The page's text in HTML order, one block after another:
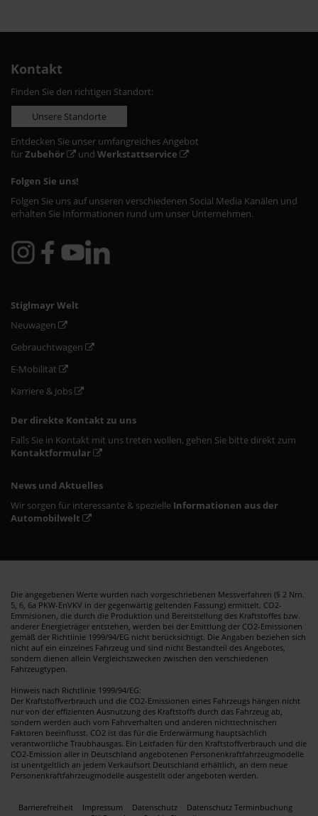
Kontakt
Finden Sie den richtigen Standort:
Unsere Standorte
Entdecken Sie unser umfangreiches Angebot
fürZubehör und Werkstattservice
Folgen Sie uns!
Folgen Sie uns auf unseren verschiedenen Social Media Kanälen und
erhalten Sie Informationen rund um unser Unternehmen.
Stiglmayr Welt
Neuwagen
Gebrauchtwagen
E-Mobilität
Karriere & Jobs
Der direkte Kontakt zu uns
Falls Sie in Kontakt mit uns treten wollen, gehen Sie bitte direkt zum
Kontaktformular
News und Aktuelles
Wir sorgen für interessante & spezielle Informationen aus der
Automobilwelt
Die angegebenen Werte wurden nach vorgeschriebenen Messverfahren (§ 2 Nrn.
5, 6, 6a PKW-EnVKV in der gegenwärtig geltenden Fassung) ermittelt. CO2-
Emmisionen, die durch die Produktion und Bereitstellung des Kraftstoffes bzw.
anderer Energieträger entstehen, werden bei der Emittlung der CO2-Emissionen
gemäß der Richtlinie 1999/94/EG nicht berücksichtigt. Die Angaben beziehen sich
nicht auf ein einzelnes Fahrzeug und sind nicht Bestandteil des Angebotes,
sondern dienen allein Vergleichszwecken zwischen den verschiedenen
Fahrzeugtypen.
Hinweis nach Richtlinie 1999/94/EG:
Der Kraftstoffverbrauch und die CO2-Emissionen eines Fahrzeugs hängen nicht
nur von der effizienten Ausnutzung des Kraftstoffs durch das Fahrzeug ab,
sondern werden auch vom Fahrverhalten und anderen nichttechnischen
Faktoren beeinflusst. CO2 ist das für die Erderwärmung hauptsächlich
verantwortliche Traubhausgas. Ein Leitfaden für den Kraftstoffverbrauch und die
CO2-Emission aller in Deutschland angebotenen Personenkraftfahrzeugmodelle
ist unentgeltlich an jedem Verkaufsort Deutschland erhältlich, an dem neue
Personenkraftfahrzeugmodelle ausgestellt oder angeboten werden.
Barrierefreiheit Impressum Datenschutz
Datenschutz Terminbuchung